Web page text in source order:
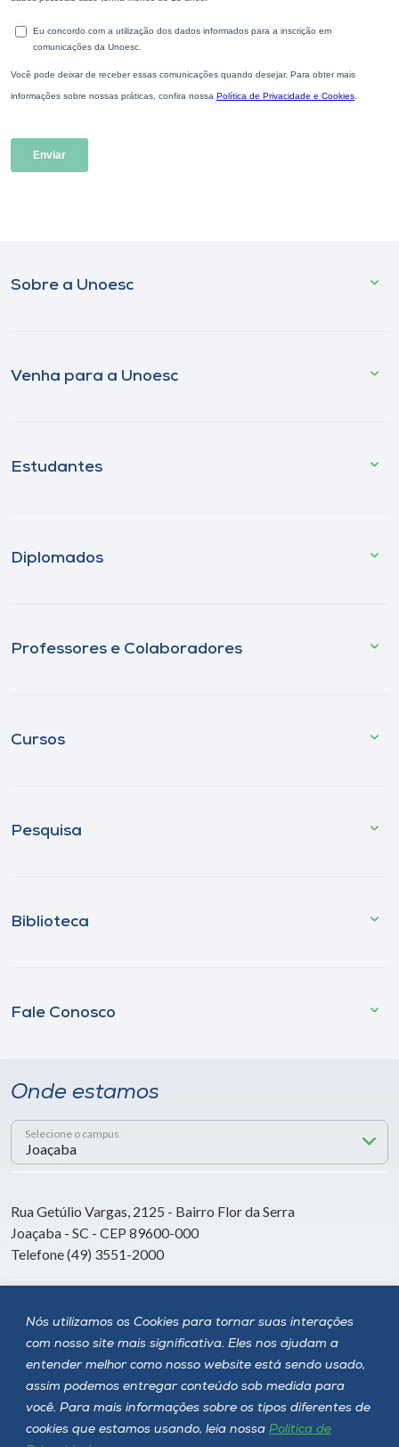
Nós utilizamos os Cookies para tornar suas interações
com nosso site mais significativa. Eles nos ajudam a
entender melhor como nosso website está sendo usado,
assim podemos entregar conteúdo sob medida para
você. Para mais informações sobre os tipos diferentes de
cookies que estamos usando, leia nossa Política de
Sobre a Unoesc
Venha para a Unoesc
Estudantes
Diplomados
Professores e Colaboradores
Cursos
Pesquisa
Biblioteca
Fale Conosco
Onde estamos
Selecione o campus
Rua Getúlio Vargas, 2125 - Bairro Flor da Serra
Joaçaba - SC - CEP 89600-000
Telefone (49) 3551-2000
Siga a Unoesc